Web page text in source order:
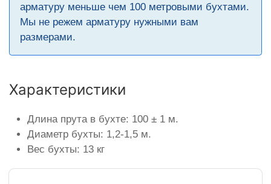
арматуру меньше чем 100 метровыми бухтами.
Мы не режем арматуру нужными вам
размерами.
Характеристики
Длина прута в бухте: 100 ± 1 м.
Диаметр бухты: 1,2-1,5 м.
Вес бухты: 13 кг